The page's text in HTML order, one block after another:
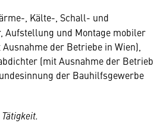
, Kälte-, Schall- und
Aufstellung und Montage mobiler
der Betriebe in Wien),
(mit Ausnahme der Betrieb
der Bauhilfsgewerbe